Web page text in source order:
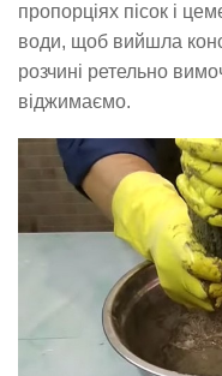
пропорціях пісок і
води, щоб вийшла
розчині ретельно
віджимаємо.